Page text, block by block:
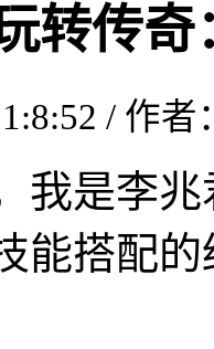
转传
/ 作
我是李
能搭配